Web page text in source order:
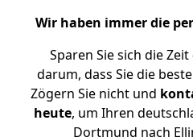
Wir haben immer die
Sparen Sie sich die
darum, dass Sie die
Zögern Sie nicht und
heute, um Ihren
Dortmund nach